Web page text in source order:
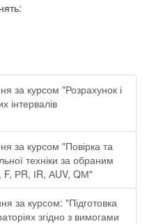
за курсом "Розрахунок і
інтервалів
за курсом "Повірка та
техніки за обраним
РR, ІR, АUV, QМ"
за курсом: "Підготовка
згідно з вимогами